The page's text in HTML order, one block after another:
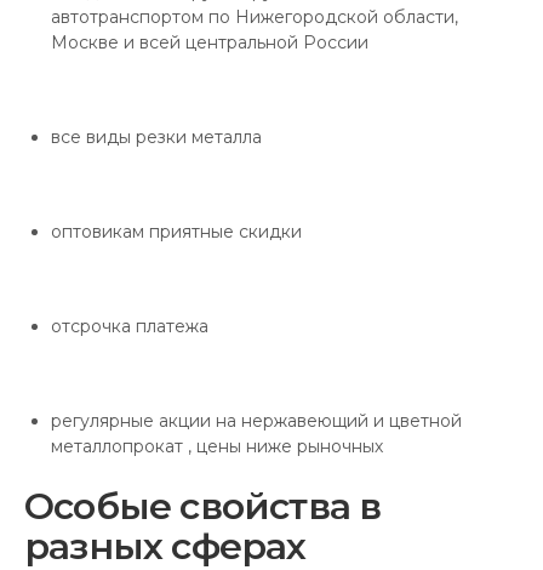
автотранспортом по Нижегородской области,
Москве и всей центральной России
все виды резки металла
оптовикам приятные скидки
отсрочка платежа
регулярные акции на нержавеющий и цветной
металлопрокат , цены ниже рыночных
Особые свойства в
разных сферах